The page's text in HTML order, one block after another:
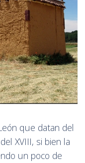
que datan del
XVIII, si bien la
un poco de